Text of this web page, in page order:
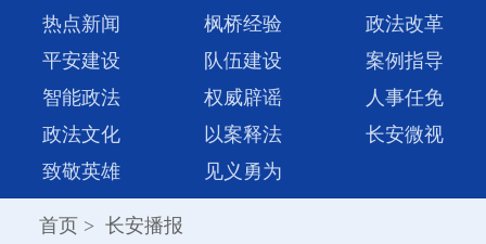
热点新闻
枫桥经验
政法改革
平安建设
队伍建设
案例指导
智能政法
权威辟谣
人事任免
政法文化
以案释法
长安微视
致敬英雄
见义勇为
首页 > 长安播报